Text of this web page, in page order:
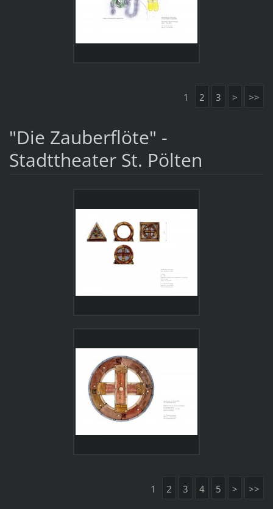
1 2 3 > >>
"Die Zauberflöte" -
Stadttheater St. Pölten
1 2 3 4 5 > >>